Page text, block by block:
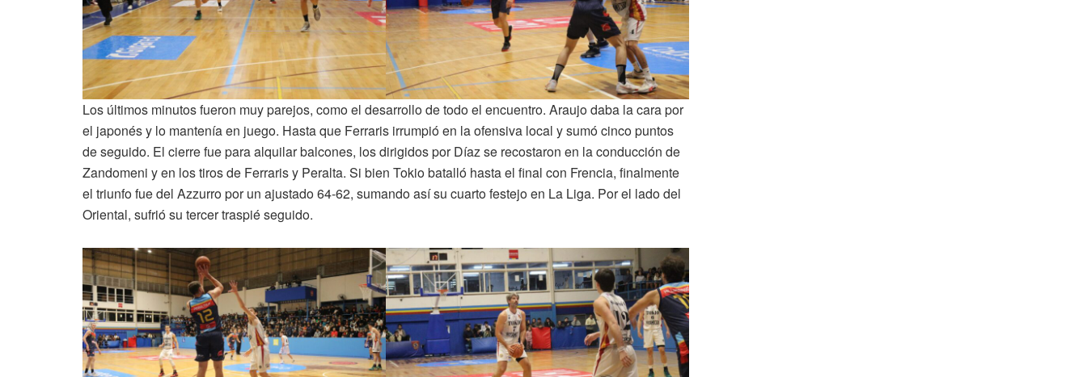
Los últimos minutos fueron muy parejos, como el desarrollo de todo el encuentro. Araujo daba la cara por
el japonés y lo mantenía en juego. Hasta que Ferraris irrumpió en la ofensiva local y sumó cinco puntos
de seguido. El cierre fue para alquilar balcones, los dirigidos por Díaz se recostaron en la conducción de
Zandomeni y en los tiros de Ferraris y Peralta. Si bien Tokio batalló hasta el final con Frencia, finalmente
el triunfo fue del Azzurro por un ajustado 64-62, sumando así su cuarto festejo en La Liga. Por el lado del
Oriental, sufrió su tercer traspié seguido.